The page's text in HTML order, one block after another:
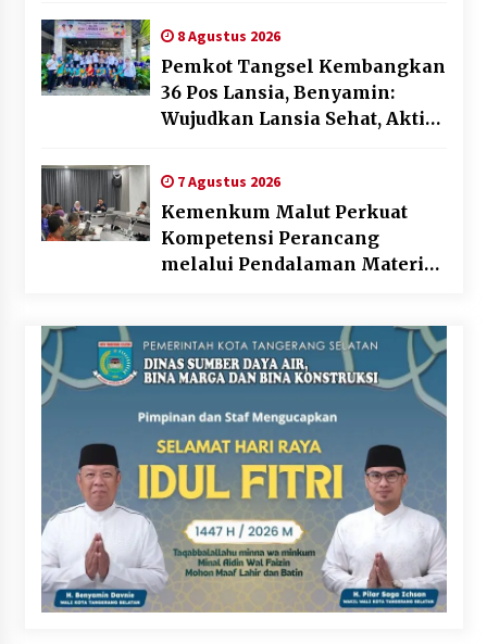
8 Agustus 2026
Pemkot Tangsel Kembangkan
36 Pos Lansia, Benyamin:
Wujudkan Lansia Sehat, Aktif,
7 Agustus 2026
Kemenkum Malut Perkuat
Kompetensi Perancang
melalui Pendalaman Materi